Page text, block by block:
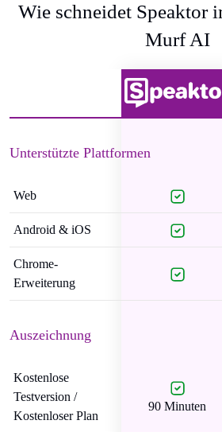
Wie schneidet Speaktor
Murf AI
Unterstützte Plattformen
Web
Android & iOS
Chrome-
Erweiterung
Auszeichnung
Kostenlose
Testversion /
Kostenloser Plan
90 Minuten